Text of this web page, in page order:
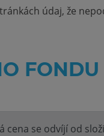
údaj, že
FONDU
cena se odvíjí od